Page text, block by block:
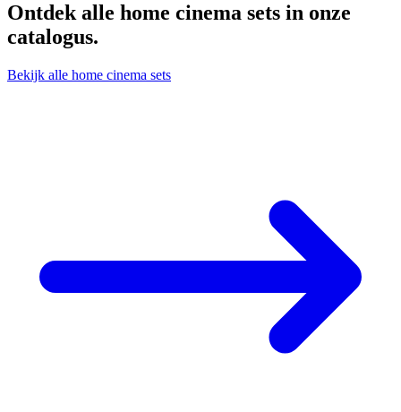
Ontdek alle home cinema sets in onze
catalogus.
Bekijk alle home cinema sets